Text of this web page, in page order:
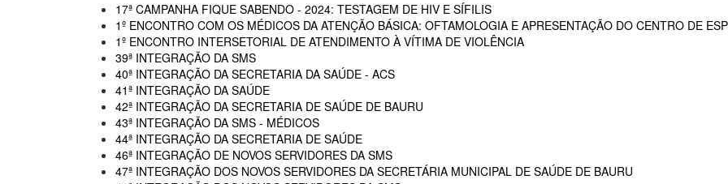
17ª CAMPANHA FIQUE SABENDO - 2024: TESTAGEM DE HIV E SÍFILIS
1º ENCONTRO COM OS MÉDICOS DA ATENÇÃO BÁSICA: OFTAMOLOGIA E APRESENTAÇÃO DO CENTRO DE
1º ENCONTRO INTERSETORIAL DE ATENDIMENTO À VÍTIMA DE VIOLÊNCIA
39ª INTEGRAÇÃO DA SMS
40ª INTEGRAÇÃO DA SECRETARIA DA SAÚDE - ACS
41ª INTEGRAÇÃO DA SAÚDE
42ª INTEGRAÇÃO DA SECRETARIA DE SAÚDE DE BAURU
43ª INTEGRAÇÃO DA SMS - MÉDICOS
44ª INTEGRAÇÃO DA SECRETARIA DE SAÚDE
46ª INTEGRAÇÃO DE NOVOS SERVIDORES DA SMS
47ª INTEGRAÇÃO DOS NOVOS SERVIDORES DA SECRETÁRIA MUNICIPAL DE SAÚDE DE BAURU